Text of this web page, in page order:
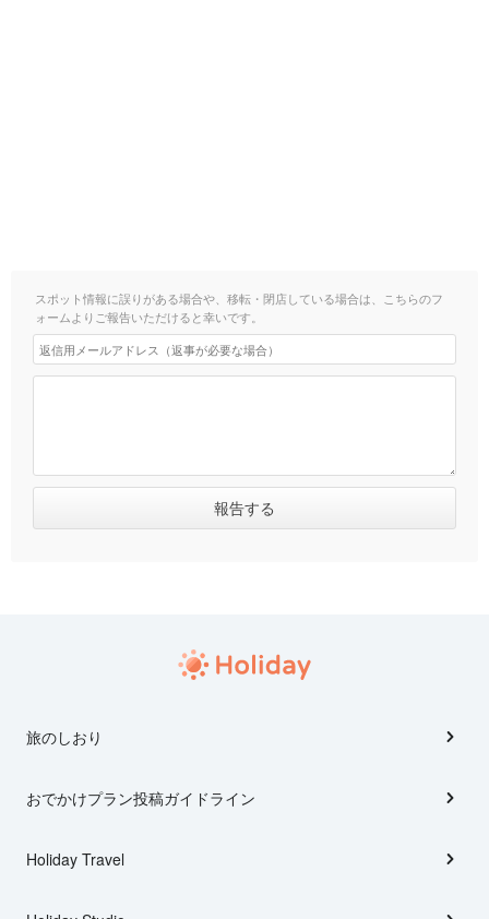
スポット情報に誤りがある場合や、移転・閉店している場合は、こちらのフ
ォームよりご報告いただけると幸いです。
旅のしおり
おでかけプラン投稿ガイドライン
Holiday Travel